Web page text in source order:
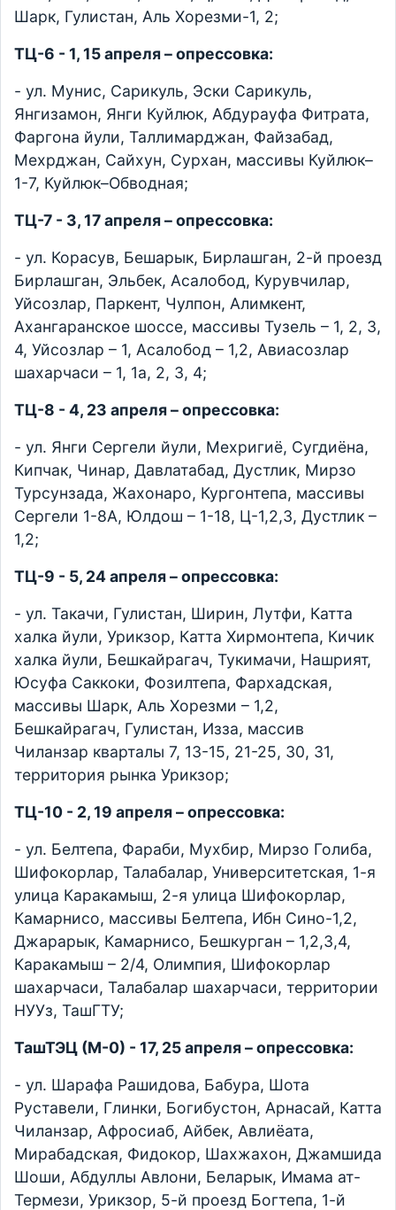
Шарк, Гулистан, Аль Хорезми-1, 2;
ТЦ-6 - 1, 15 апреля – опрессовка:
- ул. Мунис, Сарикуль, Эски Сарикуль,
Янгизамон, Янги Куйлюк, Абдурауфа Фитрата,
Фаргона йули, Таллимарджан, Файзабад,
Мехрджан, Сайхун, Сурхан, массивы Куйлюк–
1-7, Куйлюк–Обводная;
ТЦ-7 - 3, 17 апреля – опрессовка:
- ул. Корасув, Бешарык, Бирлашган, 2-й проезд
Бирлашган, Эльбек, Асалобод, Курувчилар,
Уйсозлар, Паркент, Чулпон, Алимкент,
Ахангаранское шоссе, массивы Тузель – 1, 2, 3,
4, Уйсозлар – 1, Асалобод – 1,2, Авиасозлар
шахарчаси – 1, 1а, 2, 3, 4;
ТЦ-8 - 4, 23 апреля – опрессовка:
- ул. Янги Сергели йули, Мехригиё, Сугдиёна,
Кипчак, Чинар, Давлатабад, Дустлик, Мирзо
Турсунзада, Жахонаро, Кургонтепа, массивы
Сергели 1-8А, Юлдош – 1-18, Ц-1,2,3, Дустлик –
1,2;
ТЦ-9 - 5, 24 апреля – опрессовка:
- ул. Такачи, Гулистан, Ширин, Лутфи, Катта
халка йули, Урикзор, Катта Хирмонтепа, Кичик
халка йули, Бешкайрагач, Тукимачи, Нашрият,
Юсуфа Саккоки, Фозилтепа, Фархадская,
массивы Шарк, Аль Хорезми – 1,2,
Бешкайрагач, Гулистан, Изза, массив
Чиланзар кварталы 7, 13-15, 21-25, 30, 31,
территория рынка Урикзор;
ТЦ-10 - 2, 19 апреля – опрессовка:
- ул. Белтепа, Фараби, Мухбир, Мирзо Голиба,
Шифокорлар, Талабалар, Университетская, 1-я
улица Каракамыш, 2-я улица Шифокорлар,
Камарнисо, массивы Белтепа, Ибн Сино-1,2,
Джарарык, Камарнисо, Бешкурган – 1,2,3,4,
Каракамыш – 2/4, Олимпия, Шифокорлар
шахарчаси, Талабалар шахарчаси, территории
НУУз, ТашГТУ;
ТашТЭЦ (М-0) - 17, 25 апреля – опрессовка:
- ул. Шарафа Рашидова, Бабура, Шота
Руставели, Глинки, Богибустон, Арнасай, Катта
Чиланзар, Афросиаб, Айбек, Авлиёата,
Мирабадская, Фидокор, Шахжахон, Джамшида
Шоши, Абдуллы Авлони, Беларык, Имама ат-
Термези, Урикзор, 5-й проезд Богтепа, 1-й